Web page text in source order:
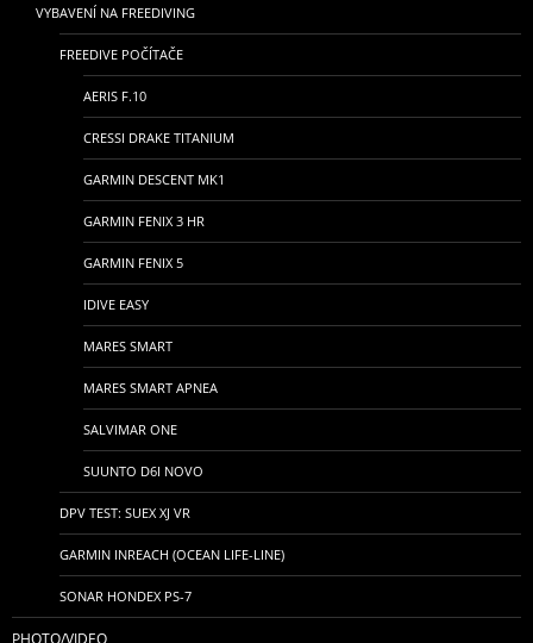
VYBAVENÍ NA FREEDIVING
FREEDIVE POČÍTAČE
AERIS F.10
CRESSI DRAKE TITANIUM
GARMIN DESCENT MK1
GARMIN FENIX 3 HR
GARMIN FENIX 5
IDIVE EASY
MARES SMART
MARES SMART APNEA
SALVIMAR ONE
SUUNTO D6I NOVO
DPV TEST: SUEX XJ VR
GARMIN INREACH (OCEAN LIFE-LINE)
SONAR HONDEX PS-7
PHOTO/VIDEO